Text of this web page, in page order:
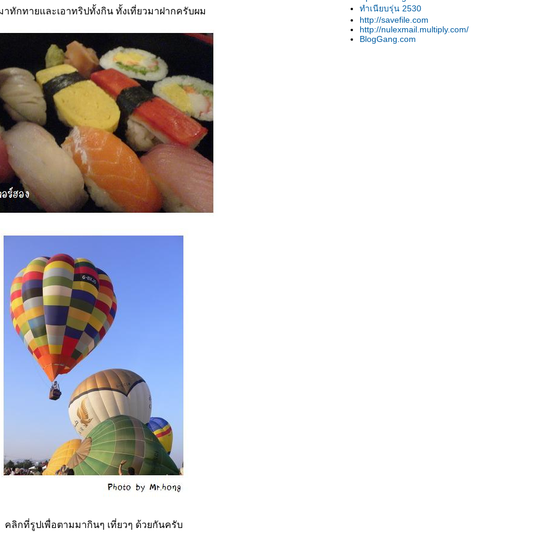
ทักทายและเอาทริปทั้งกิน ทั้งเที่ยวมาฝากครับผม
คลิกที่รูปเพื่อตามมากินๆ เที่ยวๆ ด้วยกันครับ
ทำเนียบรุ่น 2530
http://savefile.com
http://nulexmail.multiply.com/
BlogGang.com